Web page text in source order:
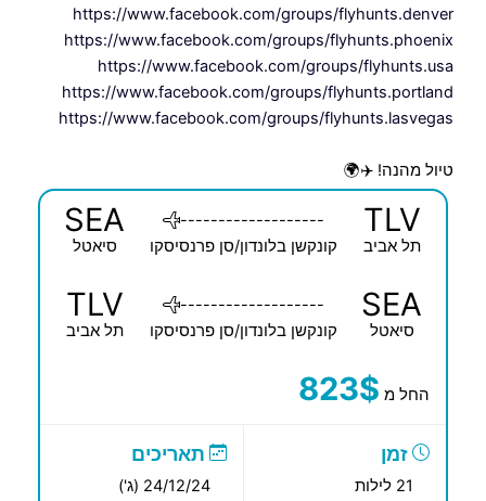
https://www.facebook.com/groups/flyhunts.denver
https://www.facebook.com/groups/flyhunts.phoenix
https://www.facebook.com/groups/flyhunts.usa
https://www.facebook.com/groups/flyhunts.portland
https://www.facebook.com/groups/flyhunts.lasvegas
טיול מהנה! ✈️🌍
TLV
תל אביב
-------------------
קונקשן בלונדון/סן פרנסיסקו
SEA
סיאטל
SEA
סיאטל
-------------------
קונקשן בלונדון/סן פרנסיסקו
TLV
תל אביב
החל מ 823$
זמן
21 לילות
תאריכים
24/12/24 (ג')